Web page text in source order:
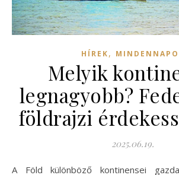
HÍREK,
Melyik
legnagyobb?
földrajzi
2025.06.19.
A Föld különböző kontinensei gazdag történelmi és